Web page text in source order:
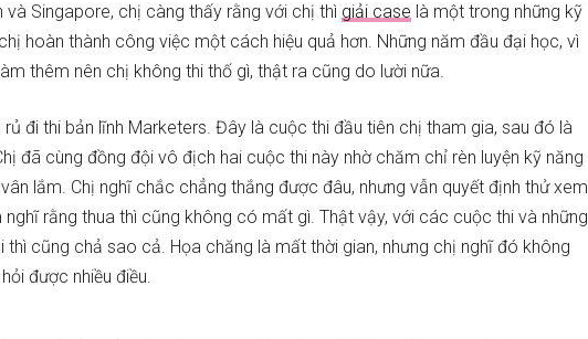
và Singapore, chị càng thấy rằng với chị thì giải case là một trong những kỹ
hoàn thành công việc một cách hiệu quả hơn. Những năm đầu đại học, vì
thêm nên chị không thi thố gì, thật ra cũng do lười nữa.
đi thi bản lĩnh Marketers. Đây là cuộc thi đầu tiên chị tham gia, sau đó là
đã cùng đồng đội vô địch hai cuộc thi này nhờ chăm chỉ rèn luyện kỹ năng
lắm. Chị nghĩ chắc chẳng thắng được đâu, nhưng vẫn quyết định thử xem
rằng thua thì cũng không có mất gì. Thật vậy, với các cuộc thi và những
thì cũng chả sao cả. Họa chăng là mất thời gian, nhưng chị nghĩ đó không
được nhiều điều.